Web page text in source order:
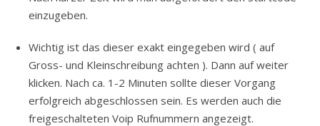
einzugeben.
Wichtig ist das dieser exakt eingegeben wird ( auf
Gross- und Kleinschreibung achten ). Dann auf weiter
klicken. Nach ca. 1-2 Minuten sollte dieser Vorgang
erfolgreich abgeschlossen sein. Es werden auch die
freigeschalteten Voip Rufnummern angezeigt.